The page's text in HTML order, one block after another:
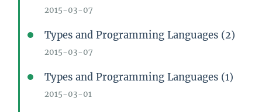
2015-03-07
Types and Programming Languages (2)
2015-03-07
Types and Programming Languages (1)
2015-03-01